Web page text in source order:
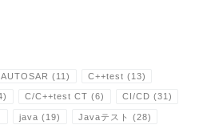
AUTOSAR (11) C++test (13)
C/C++test CT (6) CI/CD (31)
java (19) Javaテスト (28)